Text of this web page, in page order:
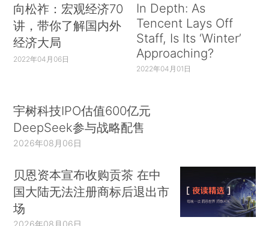
向松祚：宏观经济70
讲，带你了解国内外
经济大局
2022年04月06日
In Depth: As
Tencent Lays Off
Staff, Is Its ‘Winter’
Approaching?
2022年04月01日
宇树科技IPO估值600亿元
DeepSeek参与战略配售
2026年08月06日
贝恩资本宣布收购贡茶 在中
国大陆无法注册商标后退出市
场